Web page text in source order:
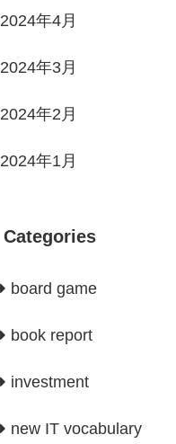
2024年4月
2024年3月
2024年2月
2024年1月
Categories
board game
book report
investment
new IT vocabulary